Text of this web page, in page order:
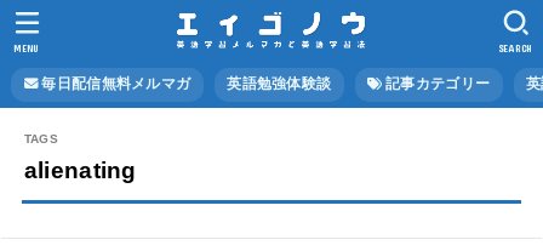
毎日配信無料メルマガ 英語勉強体験談 記事カテゴリー
SEARCH
MENU
alienating